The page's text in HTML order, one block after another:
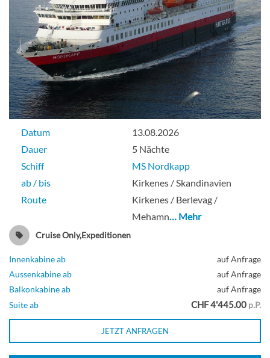
Datum
13.08.2026
Dauer
5 Nächte
Schiff
MS Nordkapp
ab / bis
Kirkenes / Skandinavien
Route
Kirkenes / Berlevag /
Mehamn… Mehr
Cruise Only,Expeditionen
Innenkabine ab
auf Anfrage
Aussenkabine ab
auf Anfrage
Balkonkabine ab
auf Anfrage
Suite ab
CHF 4'445.00 p.P.
JETZT ANFRAGEN